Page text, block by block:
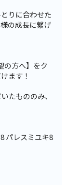
りに合わせた
の成長に繋げ
の方へ】をク
ます！
たもののみ、
パレスミユキ8